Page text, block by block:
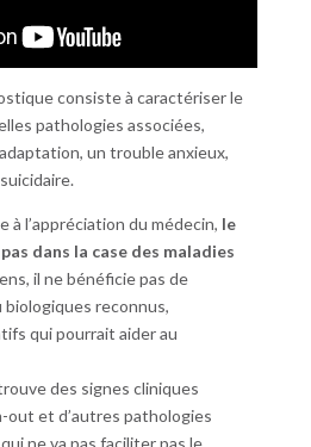
consiste à caractériser le
pathologies associées,
un trouble anxieux,
à l’appréciation du médecin, le
dans la case des maladies
il ne bénéficie pas de
reconnus,
qui pourrait aider au
des signes cliniques
out et d’autres pathologies